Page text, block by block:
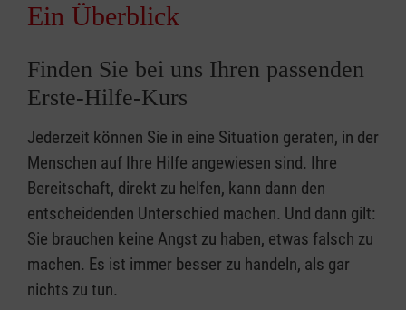
Ein Überblick
Finden Sie bei uns Ihren passenden
Erste-Hilfe-Kurs
Jederzeit können Sie in eine Situation geraten, in der
Menschen auf Ihre Hilfe angewiesen sind. Ihre
Bereitschaft, direkt zu helfen, kann dann den
entscheidenden Unterschied machen. Und dann gilt:
Sie brauchen keine Angst zu haben, etwas falsch zu
machen. Es ist immer besser zu handeln, als gar
nichts zu tun.